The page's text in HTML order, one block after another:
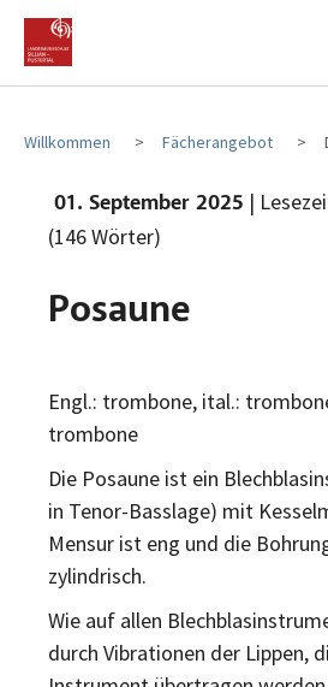
Zum Hauptinhalt
Zum Fußbereich
Willkommen Fächerangebot
01. September 2025 |
(146 Wörter)
Posaune
Engl.: trombone, ital.:
trombone
Die Posaune ist ein
in Tenor-Basslage) mit
Mensur ist eng und die
zylindrisch.
Wie auf allen
durch Vibrationen der Lippen,